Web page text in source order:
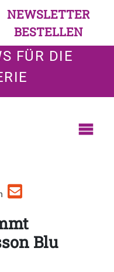
NEWSLETTER
BESTELLEN
FÜR DIE
Blu